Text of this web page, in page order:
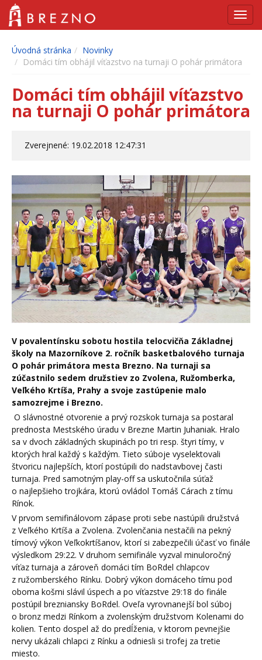
Úvodná stránka
Novinky
Domáci tím obhájil víťazstvo na turnaji O pohár primátora
Domáci tím obhájil víťazstvo
na turnaji O pohár primátora
Zverejnené: 19.02.2018 12:47:31
V povalentínsku sobotu hostila telocvičňa Základnej
školy na Mazorníkove 2. ročník basketbalového turnaja
O pohár primátora mesta Brezno. Na turnaji sa
zúčastnilo sedem družstiev zo Zvolena, Ružomberka,
Veľkého Krtíša, Prahy a svoje zastúpenie malo
samozrejme i Brezno.
O slávnostné otvorenie a prvý rozskok turnaja sa postaral
prednosta Mestského úradu v Brezne Martin Juhaniak. Hralo
sa v dvoch základných skupinách po tri resp. štyri tímy, v
ktorých hral každý s každým. Tieto súboje vyselektovali
štvoricu najlepších, ktorí postúpili do nadstavbovej časti
turnaja. Pred samotným play-off sa uskutočnila súťaž
o najlepšieho trojkára, ktorú ovládol Tomáš Cárach z tímu
Rínok.
V prvom semifinálovom zápase proti sebe nastúpili družstvá
z Veľkého Krtíša a Zvolena. Zvolenčania nestačili na pekný
tímový výkon Veľkokrtíšanov, ktorí si zabezpečili účasť vo finále
výsledkom 29:22. V druhom semifinále vyzval minuloročný
víťaz turnaja a zároveň domáci tím BoRdel chlapcov
z ružomberského Rínku. Dobrý výkon domáceho tímu pod
oboma košmi slávil úspech a po víťazstve 29:18 do finále
postúpil brezniansky BoRdel. Oveľa vyrovnanejší bol súboj
o bronz medzi Rínkom a zvolenským družstvom Kolenami do
kolien. Tento dospel až do predĺženia, v ktorom pevnejšie
nervy ukázali chlapci z Rínku a odniesli si trofej za tretie
miesto.